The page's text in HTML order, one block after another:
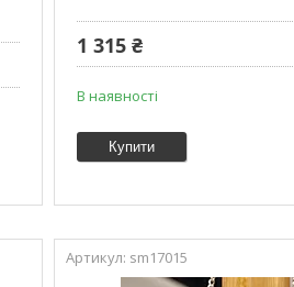
1 315 ₴
В наявності
Купити
sm17015